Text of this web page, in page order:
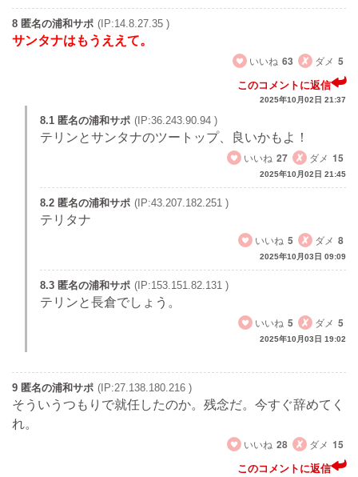
8 匿名の浦和サポ (IP:14.8.27.35 )
サンタナはもうええて。
いいね 63 ダメ 5
このコメントに返信
2025年10月02日 21:37
8.1 匿名の浦和サポ (IP:36.243.90.94 )
テリンとサンタナのツートップ、良いかもよ！
いいね 27 ダメ 15
2025年10月02日 21:45
8.2 匿名の浦和サポ (IP:43.207.182.251 )
テリタナ
いいね 5 ダメ 8
2025年10月03日 09:09
8.3 匿名の浦和サポ (IP:153.151.82.131 )
テリンと長倉でしょう。
いいね 5 ダメ 5
2025年10月03日 19:02
9 匿名の浦和サポ (IP:27.138.180.216 )
そういうつもりで就任したのか。残念だ。今すぐ辞めてく
れ。
いいね 28 ダメ 15
このコメントに返信